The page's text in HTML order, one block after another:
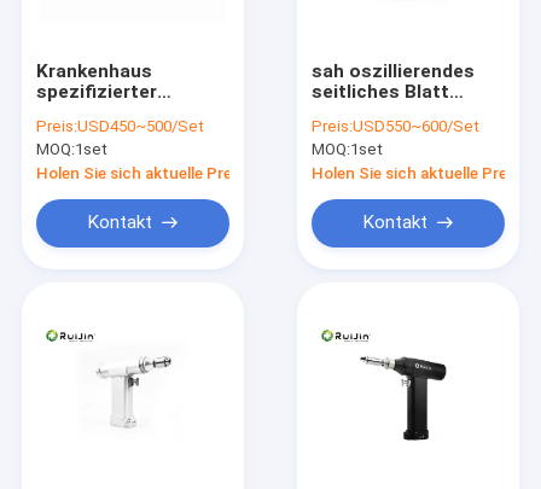
Krankenhaus
spezifizierter
MikroKnochenbohrer
4.2mm 1100r.m.p
Preis:USD450~500/Set
MOQ:1set
Holen Sie sich aktuelle Preis
Kontakt
sah oszillierendes
seitliches Blatt
Bohrgerät-300r/min
Mikroknochenbohrer-
Knochen-
Betriebsgemeinschaft
Preis:USD550~600/Set
MOQ:1set
Holen Sie sich aktuelle Preis
Kontakt